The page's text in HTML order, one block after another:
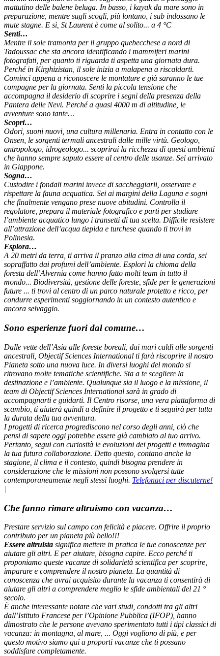
mattutino delle balene beluga. In basso, i kayak da mare sono in
preparazione, mentre sugli scogli, più lontano, i sub indossano le
mute stagne. E sì, St Laurent è come al solito... a 4 °C
Senti…
Mentre il sole tramonta per il gruppo quebecchese a nord di
Tadoussac che sta ancora identificando i mammiferi marini
fotografati, per quanto ti riguarda ti aspetta una giornata dura.
Perché in Kirghizistan, il sole inizia a malapena a riscaldarti.
Cominci appena a riconoscere le montature e già saranno le tue
compagne per la giornata. Senti la piccola tensione che
accompagna il desiderio di scoprire i segni della presenza della
Pantera delle Nevi. Perché a quasi 4000 m di altitudine, le
avventure sono tante…
Scopri…
Odori, suoni nuovi, una cultura millenaria. Entra in contatto con le
Onsen, le sorgenti termali ancestrali dalle mille virtù. Geologo,
antropologo, idrogeologo... scoprirai la ricchezza di questi ambienti
che hanno sempre saputo essere al centro delle usanze. Sei arrivato
in Giappone.
Sogna…
Custodire i fondali marini invece di saccheggiarli, osservare e
rispettare la fauna acquatica. Sei ai margini della Laguna e sogni
che finalmente vengano prese nuove abitudini. Controlla il
regolatore, prepara il materiale fotografico e parti per studiare
l’ambiente acquatico lungo i transetti di tua scelta. Difficile resistere
all’attrazione dell’acqua tiepida e turchese quando ti trovi in
Polinesia.
Esplora…
A 20 metri da terra, ti arriva il pranzo alla cima di una corda, sei
sopraffatto dai profumi dell’ambiente. Esplori la chioma della
foresta dell’Alvernia come hanno fatto molti team in tutto il
mondo... Biodiversità, gestione delle foreste, sfide per le generazioni
future ... ti trovi al centro di un parco naturale protetto e ricco, per
condurre esperimenti soggiornando in un contesto autentico e
ancora selvaggio.
Sono esperienze fuori dal comune…
Dalle vette dell’Asia alle foreste boreali, dai mari caldi alle sorgenti
ancestrali, Objectif Sciences International ti farà riscoprire il nostro
Pianeta sotto una nuova luce. In diversi luoghi del mondo si
ritrovano molte tematiche scientifiche. Sta a te scegliere la
destinazione e l’ambiente. Qualunque sia il luogo e la missione, il
team di Objectif Sciences International sarà in grado di
accompagnarti e guidarti. Il Centro risorse, una vera piattaforma di
scambio, ti aiuterà quindi a definire il progetto e ti seguirà per tutta
la durata della tua avventura.
I progetti di ricerca progrediscono nel corso degli anni, ciò che
pensi di sapere oggi potrebbe essere già cambiato al tuo arrivo.
Pertanto, segui con curiosità le evoluzioni dei progetti e immagina
la tua futura collaborazione. Detto questo, contano anche la
stagione, il clima e il contesto, quindi bisogna prendere in
considerazione che le missioni non possono svolgersi tutte
contemporaneamente negli stessi luoghi. Telefonaci per discuterne!
|
Che fanno rimare altruismo con vacanza…
Prestare servizio sul campo con felicità e piacere. Offrire il proprio
contributo per un pianeta più bello!!!
Essere altruista significa mettere in pratica le tue conoscenze per
aiutare gli altri. E per aiutare, bisogna capire. Ecco perché ti
proponiamo queste vacanze di solidarietà scientifica per scoprire,
imparare e comprendere il nostro pianeta. La quantità di
conoscenza che avrai acquisito durante la vacanza ti consentirà di
aiutare gli altri a comprendere meglio le sfide ambientali del 21 °
secolo.
È anche interessante notare che vari studi, condotti tra gli altri
dall’Istituto Francese per l’Opinione Pubblica (IFOP), hanno
dimostrato che le persone avevano sperimentato tutti i tipi classici di
vacanza: in montagna, al mare, ... Oggi vogliono di più, e per
questo motivo siamo qui a proporti vacanze che ti possano
soddisfare completamente.